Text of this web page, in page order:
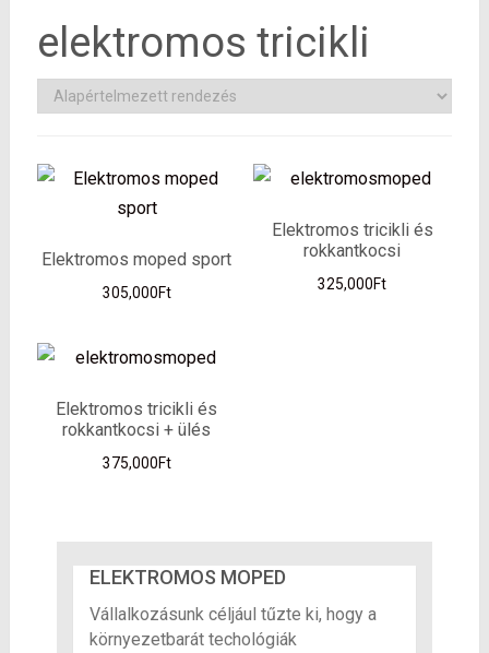
elektromos tricikli
Elektromos moped sport
305,000Ft
Elektromos tricikli és
rokkantkocsi
325,000Ft
Elektromos tricikli és
rokkantkocsi + ülés
375,000Ft
ELEKTROMOS MOPED
Vállalkozásunk céljául tűzte ki, hogy a
környezetbarát techológiák